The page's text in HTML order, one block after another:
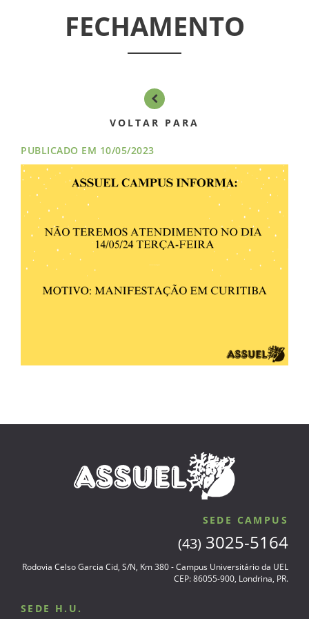
NOTÍCIAS
AROEIRA
CONTATO
FECHAMENTO
VOLTAR PARA
PUBLICADO EM 10/05/2023
SEDE CAMPUS
(43) 3025-5164
Rodovia Celso Garcia Cid, S/N, Km 380 - Campus Universitário da UEL
CEP: 86055-900, Londrina, PR.
SEDE H.U.